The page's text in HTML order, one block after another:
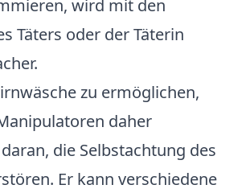
wird mit den
Täters oder der Täterin
zu ermöglichen,
daher
die Selbstachtung des
Er kann verschiedene